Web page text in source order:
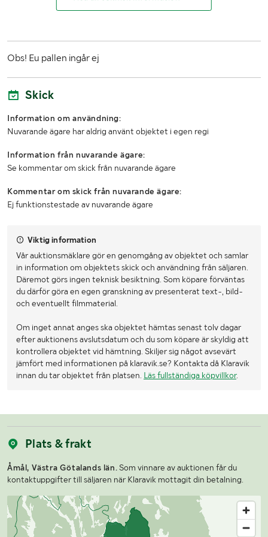
Obs! Eu pallen ingår ej
Skick
Information om användning:
Nuvarande ägare har aldrig använt objektet i egen regi
Information från nuvarande ägare:
Se kommentar om skick från nuvarande ägare
Kommentar om skick från nuvarande ägare:
Ej funktionstestade av nuvarande ägare
Viktig information
Vår auktionsmäklare gör en genomgång av objektet och samlar
in information om objektets skick och användning från säljaren.
Däremot görs ingen teknisk besiktning. Som köpare förväntas
du därför göra en egen granskning av presenterat text-, bild-
och eventuellt filmmaterial.
Om inget annat anges ska objektet hämtas senast tolv dagar
efter auktionens avslutsdatum och du som köpare är skyldig att
kontrollera objektet vid hämtning. Skiljer sig något avsevärt
jämfört med informationen på klaravik.se? Kontakta då Klaravik
innan du tar objektet från platsen. Läs fullständiga köpvillkor.
Plats & frakt
Åmål, Västra Götalands län. Som vinnare av auktionen får du
kontaktuppgifter till säljaren när Klaravik mottagit din betalning.